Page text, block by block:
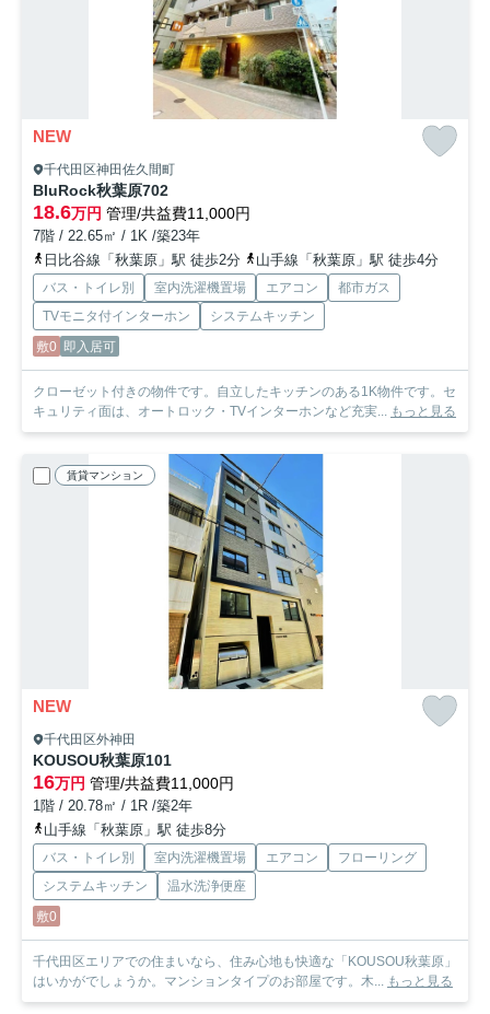
NEW
千代田区神田佐久間町
BluRock秋葉原702
18.6万円 管理/共益費11,000円
7階 / 22.65㎡ / 1K /築23年
日比谷線「秋葉原」駅 徒歩2分
山手線「秋葉原」駅 徒歩4分
バス・トイレ別 室内洗濯機置場 エアコン
都市ガス
TVモニタ付インターホン
システムキッチン
敷0 即入居可
クローゼット付きの物件です。自立したキッチンのある1K物件です。セ
キュリティ面は、オートロック・TVインターホンなど充実... もっと見る
賃貸マンション
NEW
千代田区外神田
KOUSOU秋葉原101
16万円 管理/共益費11,000円
1階 / 20.78㎡ / 1R /築2年
山手線「秋葉原」駅 徒歩8分
バス・トイレ別 室内洗濯機置場 エアコン
フローリング
システムキッチン
温水洗浄便座
敷0
千代田区エリアでの住まいなら、住み心地も快適な「KOUSOU秋葉原」
はいかがでしょうか。マンションタイプのお部屋です。木... もっと見る